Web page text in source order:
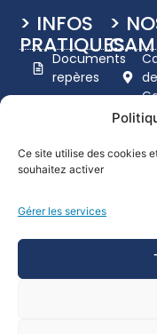
Ce site utilise des cookies
souhaitez activer
Gérer les services
>
-
> INFOS
PRATIQUES
Documents
repères
graphique
Nous
Handicap